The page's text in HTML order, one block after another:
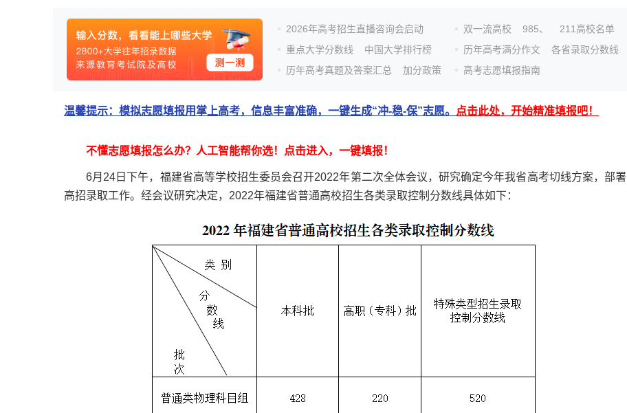
2026年高考招生直播咨询会启动
重点大学分数线
中国大学排行榜
历年高考真题及答案汇总
加分政策
双一流高校 985、
211高校名单
历年高考满分作文
各省录取分数线
高考志愿填报指南
温馨提示：模拟志愿填报用掌上高考，信息丰富准确，一键生成“冲-稳-保”志愿。 点击此处，开始精准填报吧！
不懂志愿填报怎么办？人工智能帮你选！点击进入，一键填报！
6月24日下午，福建省高等学校招生委员会召开2022年第二次全体会议，研究确定今年我省高考切线方案，部署
高招录取工作。经会议研究决定，2022年福建省普通高校招生各类录取控制分数线具体如下：